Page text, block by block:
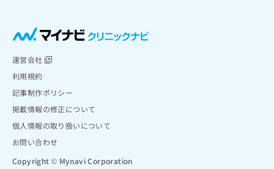
運営会社
利用規約
記事制作ポリシー
掲載情報の修正について
個人情報の取り扱いについて
お問い合わせ
Copyright © Mynavi Corporation